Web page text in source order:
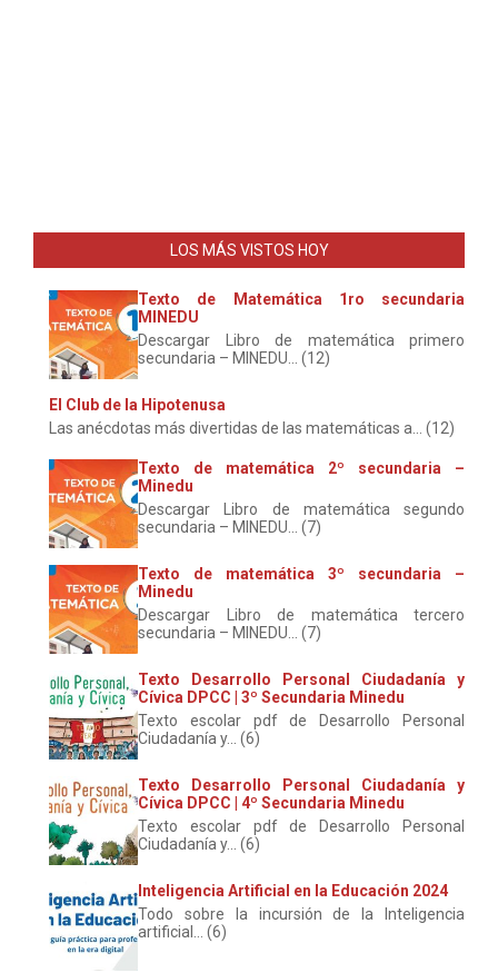
LOS MÁS VISTOS HOY
Texto de Matemática 1ro secundaria
MINEDU
Descargar Libro de matemática primero
secundaria – MINEDU... (12)
El Club de la Hipotenusa
Las anécdotas más divertidas de las matemáticas a... (12)
Texto de matemática 2º secundaria –
Minedu
Descargar Libro de matemática segundo
secundaria – MINEDU... (7)
Texto de matemática 3º secundaria –
Minedu
Descargar Libro de matemática tercero
secundaria – MINEDU... (7)
Texto Desarrollo Personal Ciudadanía y
Cívica DPCC | 3º Secundaria Minedu
Texto escolar pdf de Desarrollo Personal
Ciudadanía y... (6)
Texto Desarrollo Personal Ciudadanía y
Cívica DPCC | 4º Secundaria Minedu
Texto escolar pdf de Desarrollo Personal
Ciudadanía y... (6)
Inteligencia Artificial en la Educación 2024
Todo sobre la incursión de la Inteligencia
artificial... (6)